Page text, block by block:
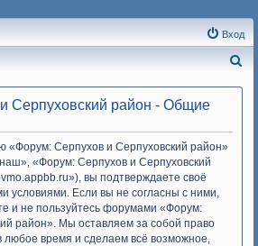
Вход
Серпуховский район - Общие
«Форум: Серпухов и Серпуховский район»
«Форум: Серпухов и Серпуховский
вы подтверждаете своё
условиями. Если вы не согласны с ними,
и не пользуйтесь форумами «Форум:
район». Мы оставляем за собой право
любое время и сделаем всё возможное,